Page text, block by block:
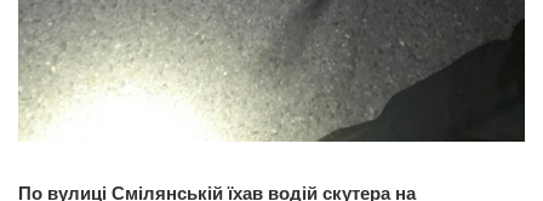
По вулиці Смілянській їхав водій скутера на